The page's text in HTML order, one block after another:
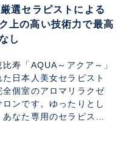
選セラピストによる
上の高い技術力で最高
し
寿「AQUA～アクア～」
た日本人美女セラピスト
全個室のアロマリラクゼ
ロンです。ゆったりとし
なた専用のセラピスト